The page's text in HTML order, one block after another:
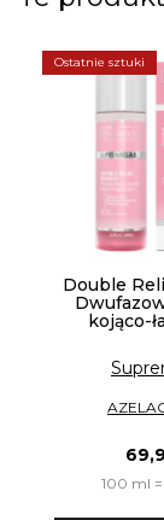
Ostatnie sztuki
Double
kojąco-
100 ml